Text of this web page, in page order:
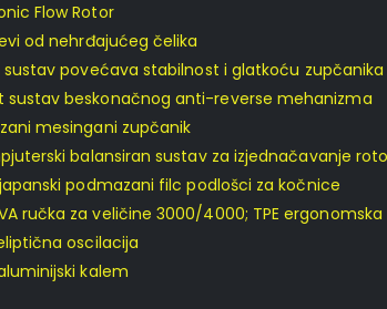
Flow Rotor
od nehrđajućeg čelika
sustav povećava stabilnost i glatkoću zupčanika
sustav beskonačnog anti-reverse mehanizma
mesingani zupčanik
balansiran sustav za izjednačavanje
podmazani filc podlošci za kočnice
ručka za veličine 3000/4000; TPE
oscilacija
kalem